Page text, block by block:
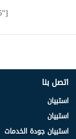
اتصل بنا
استبيان
استبيان
استبيان جودة الخدمات